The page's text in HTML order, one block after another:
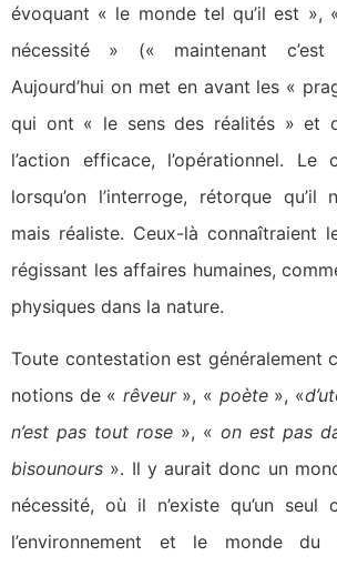
évoquant « le monde tel qu’il est »,
nécessité » (« maintenant
Aujourd’hui on met en avant les «
qui ont « le sens des réalités » et
l’action efficace, l’opérationnel. Le
lorsqu’on l’interroge, rétorque qu’il
mais réaliste. Ceux-là connaîtraient
régissant les affaires humaines,
physiques dans la nature.
Toute contestation est généralement
notions de « rêveur», « poète», «
n’est pas tout rose », « on est pas
bisounours ». Il y aurait donc un
nécessité, où il n’existe qu’un seul
l’environnement et le monde